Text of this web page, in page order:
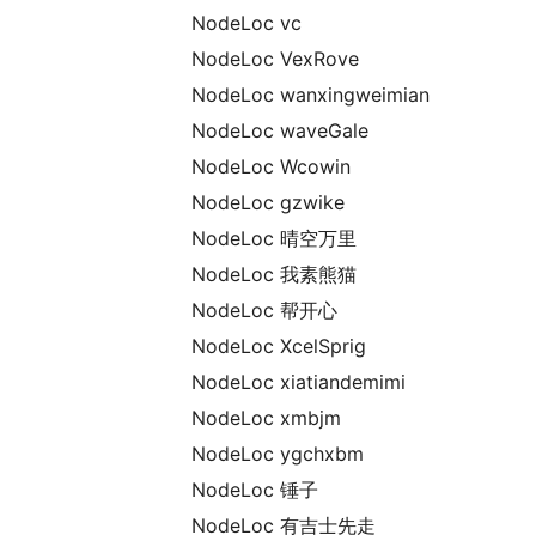
NodeLoc vc
NodeLoc VexRove
NodeLoc wanxingweimian
NodeLoc waveGale
NodeLoc Wcowin
NodeLoc gzwike
NodeLoc 晴空万里
NodeLoc 我素熊猫
NodeLoc 帮开心
NodeLoc XcelSprig
NodeLoc xiatiandemimi
NodeLoc xmbjm
NodeLoc ygchxbm
NodeLoc 锤子
NodeLoc 有吉士先走